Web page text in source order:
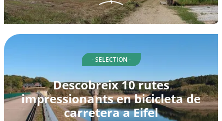
- SELECTION -
Descobreix 10 rutes
impressionants en bicicleta de
carretera a Eifel